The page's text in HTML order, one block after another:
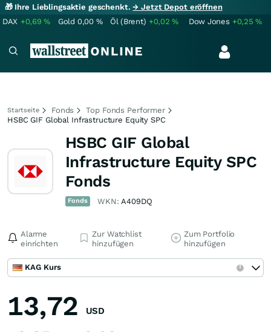
🎁 Ihre Lieblingsaktie geschenkt.→ Jetzt Depot eröffnen
DAX +0,69% Gold 0,00 % Öl (Brent) +0,02% Dow Jones +0,25%
Startseite Fonds
Top Fonds Performer
HSBC GIF Global Infrastructure Equity SPC
HSBC GIF Global
Infrastructure Equity SPC
Fonds
Fonds WKN:A409DQ
Alarme
einrichten
Zur Watchlist
hinzufügen
Zum Portfolio
hinzufügen
KAG Kurs
13,72 USD